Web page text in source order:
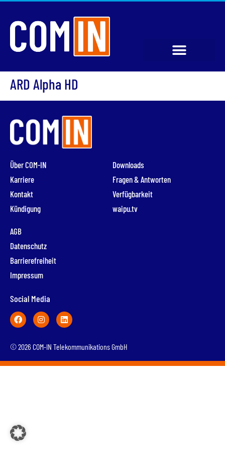
ARD Alpha HD
Über COM-IN
Karriere
Kontakt
Kündigung
Downloads
Fragen & Antworten
Verfügbarkeit
waipu.tv
AGB
Datenschutz
Barrierefreiheit
Impressum
Social Media
© 2026 COM-IN Telekommunikations GmbH